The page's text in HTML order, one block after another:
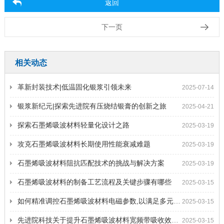
返回
下一页
相关动态
2025-07-14
革新封装技术|低温固化银浆引领未来
2025-04-21
银浆新纪元|探索先进院有压烧结银膏的创新之旅
2025-03-19
探索石墨烯吸波材料轻量化设计之路
2025-03-19
攻克石墨烯吸波材料长期使用性能衰减难题
2025-03-19
石墨烯吸波材料阻抗匹配技术的挑战与解决方案
2025-03-15
石墨烯吸波材料的制备工艺流程及关键步骤有哪些
2025-03-15
如何精准调控石墨烯吸波材料电磁参数,以满足多元应用需求
2025-03-15
先进院科技关于提升石墨烯吸波材料宽频带吸收效率的策略